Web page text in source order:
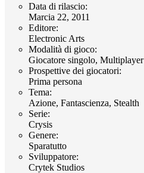
Data di rilascio:
Marcia 22, 2011
Editore:
Electronic Arts
Modalità di gioco:
Giocatore singolo, Multiplayer
Prospettive dei giocatori:
Prima persona
Tema:
Azione, Fantascienza, Stealth
Serie:
Crysis
Genere:
Sparatutto
Sviluppatore:
Crytek Studios